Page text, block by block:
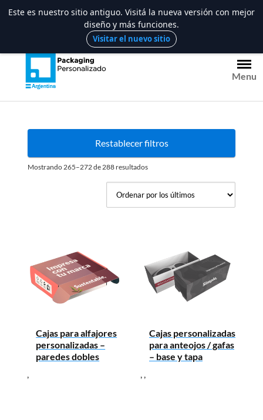
al
contenido
Menu
Restablecer filtros
Mostrando 265–272 de 288 resultadosOrdenado
últimos
Cajas para alfajores
personalizadas –
paredes dobles
Cajas personalizadas
para anteojos / gafas
– base y tapa
Este es nuestro sitio antiguo. Visitá la nueva versión con mejor
diseño y más funciones.
Visitar el nuevo sitio